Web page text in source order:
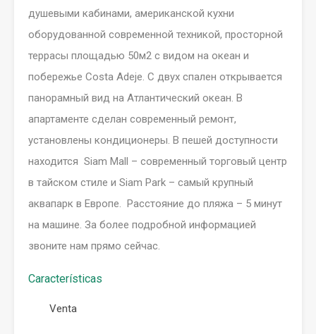
душевыми кабинами, американской кухни
оборудованной современной техникой, просторной
террасы площадью 50м2 с видом на океан и
побережье Costa Adeje. С двух спален открывается
панорамный вид на Атлантический океан. В
апартаменте сделан современный ремонт,
установлены кондиционеры. В пешей доступности
находится Siam Mall – современный торговый центр
в тайском стиле и Siam Park – самый крупный
аквапарк в Европе. Расстояние до пляжа – 5 минут
на машине. За более подробной информацией
звоните нам прямо сейчас.
Características
Venta